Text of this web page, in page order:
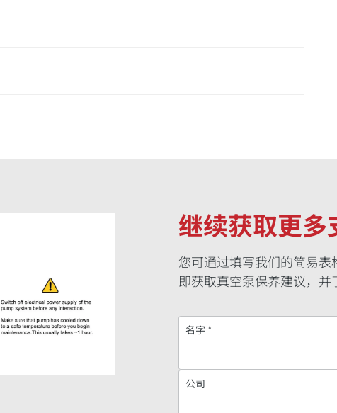
继续获取更
您可通过填写我们的简易
即获取真空泵保养建议，
名字 *
公司